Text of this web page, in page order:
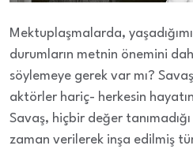
Mektuplaşmalarda,
durumların metnin önemini
söylemeye gerek var mı?
aktörler hariç- herkesin
Savaş, hiçbir değer
zaman verilerek inşa edilmiş